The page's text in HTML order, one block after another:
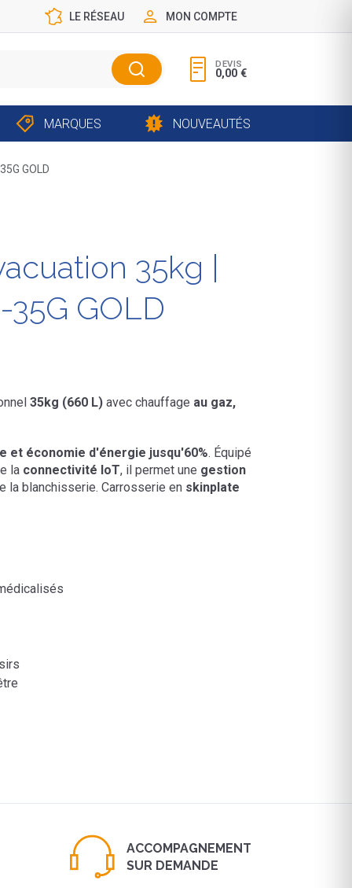
LE RÉSEAU MON COMPTE
DEVIS
0,00 €
MARQUES NOUVEAUTÉS
GOLD
35kg |
GOLD
35kg (660 L) avec chauffage au gaz,
et économie d'énergie jusqu'60%. Équipé
la connectivité IoT, il permet une gestion
la blanchisserie. Carrosserie en skinplate
ACCOMPAGNEMENT
SUR DEMANDE